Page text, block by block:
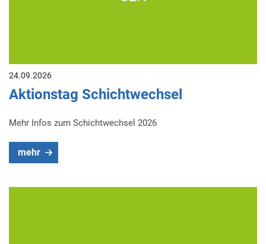
24.09.2026
Aktionstag Schichtwechsel
Mehr Infos zum Schichtwechsel 2026
mehr